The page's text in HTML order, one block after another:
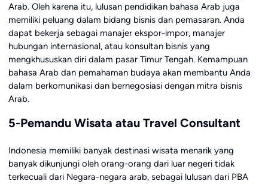
Arab. Oleh karena itu, lulusan pendidikan bahasa Arab juga
memiliki peluang dalam bidang bisnis dan pemasaran. Anda
dapat bekerja sebagai manajer ekspor-impor, manajer
hubungan internasional, atau konsultan bisnis yang
mengkhususkan diri dalam pasar Timur Tengah. Kemampuan
bahasa Arab dan pemahaman budaya akan membantu Anda
dalam berkomunikasi dan bernegosiasi dengan mitra bisnis
Arab.
5-Pemandu Wisata atau Travel Consultant
Indonesia memiliki banyak destinasi wisata menarik yang
banyak dikunjungi oleh orang-orang dari luar negeri tidak
terkecuali dari Negara-negara arab, sebagai lulusan dari PBA